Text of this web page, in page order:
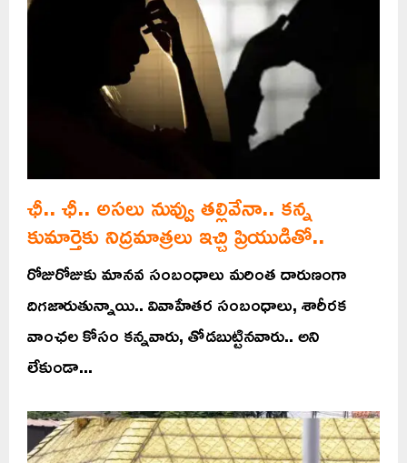
ఛీ.. ఛీ.. అసలు నువ్వు తల్లివేనా.. కన్న
కుమార్తెకు నిద్రమాత్రలు ఇచ్చి ప్రియుడితో..
రోజురోజుకు మానవ సంబంధాలు మరింత దారుణంగా
దిగజారుతున్నాయి.. వివాహేతర సంబంధాలు, శారీరక
వాంఛల కోసం కన్నవారు, తోడబుట్టినవారు.. అని
లేకుండా...